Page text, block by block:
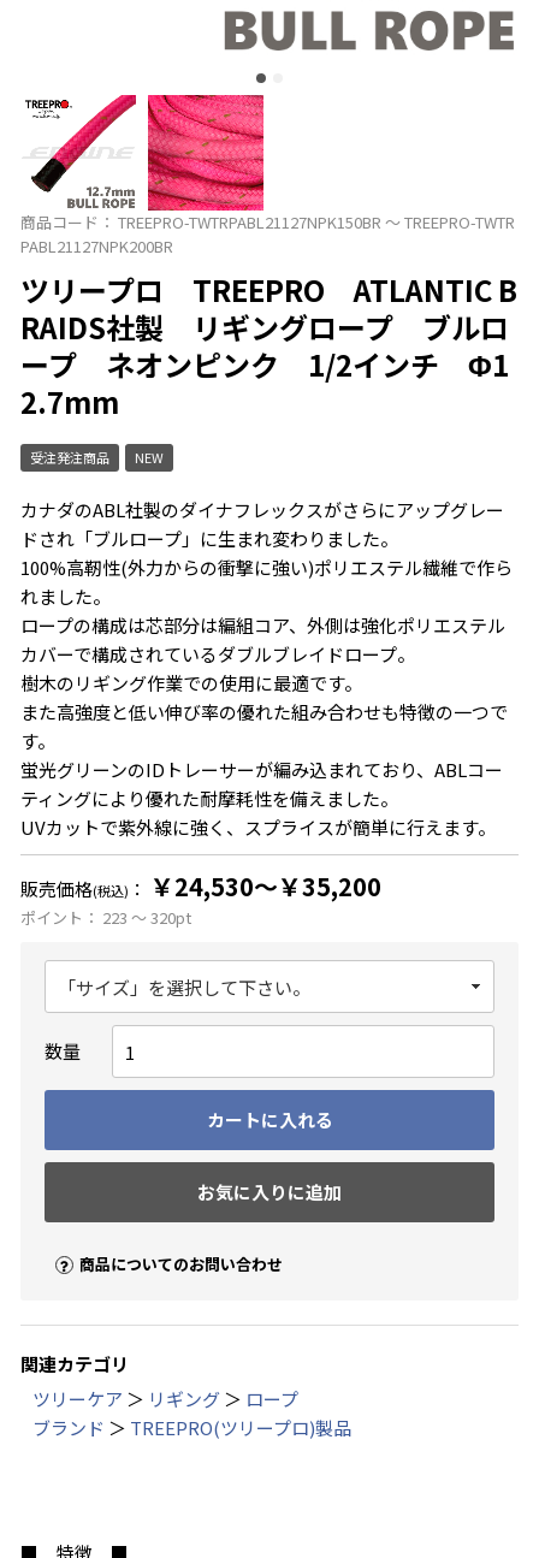
商品コード： TREEPRO-TWTRPABL21127NPK150BR ～ TREEPRO-TWTR
PABL21127NPK200BR
ツリープロ TREEPRO ATLANTIC B
RAIDS社製 リギングロープ ブルロ
ープ ネオンピンク 1/2インチ Φ1
2.7mm
受注発注商品 NEW
カナダのABL社製のダイナフレックスがさらにアップグレー
ドされ「ブルロープ」に生まれ変わりました。
100%高靭性(外力からの衝撃に強い)ポリエステル繊維で作ら
れました。
ロープの構成は芯部分は編組コア、外側は強化ポリエステル
カバーで構成されているダブルブレイドロープ。
樹木のリギング作業での使用に最適です。
また高強度と低い伸び率の優れた組み合わせも特徴の一つで
す。
蛍光グリーンのIDトレーサーが編み込まれており、ABLコー
ティングにより優れた耐摩耗性を備えました。
UVカットで紫外線に強く、スプライスが簡単に行えます。
販売価格(税込) ： ￥24,530～￥35,200
ポイント： 223 ～ 320pt
数量
カートに入れる
お気に入りに追加
商品についてのお問い合わせ
関連カテゴリ
ツリーケア ＞ リギング ＞ ロープ
ブランド ＞ TREEPRO(ツリープロ)製品
■ 特徴 ■